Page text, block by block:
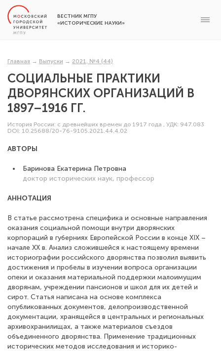
ВЕСТНИК МГПУ
«ИСТОРИЧЕСКИЕ НАУКИ»
Главная → Выпуски → 2021, №4 (44)
СОЦИАЛЬНЫЕ ПРАКТИКИ
ДВОРЯНСКИХ ОРГАНИЗАЦИЙ В
1897–1916 ГГ.
История России: с древнейших времен до 1917 года , УДК: 947.083
DOI: 10.25688/20-76-9105.2021.44.4.02
АВТОРЫ
Баринова Екатерина Петровна
доктор исторических наук, профессор
АННОТАЦИЯ
В статье рассмотрена специфика и основные направления
оказания социальной помощи внутри дворянских
корпораций в губерниях Европейской России в конце XIX –
начале XX в. Анализ сложившейся к настоящему времени
историографии российского дворянства позволил выявить
достижения и пробелы в изучении вопроса организации
опеки и оказания материальной поддержки малоимущим
дворянам, учреждении пансионов и школ для их детей и
сирот. Статья написана на основе комплекса
опубликованных документов, делопроизводственной
документации, хранящейся в центральных и региональных
архивохранилищах, а также материалов съездов
объединенного дворянства. Применение традиционных
исторических методов исследования и историко-